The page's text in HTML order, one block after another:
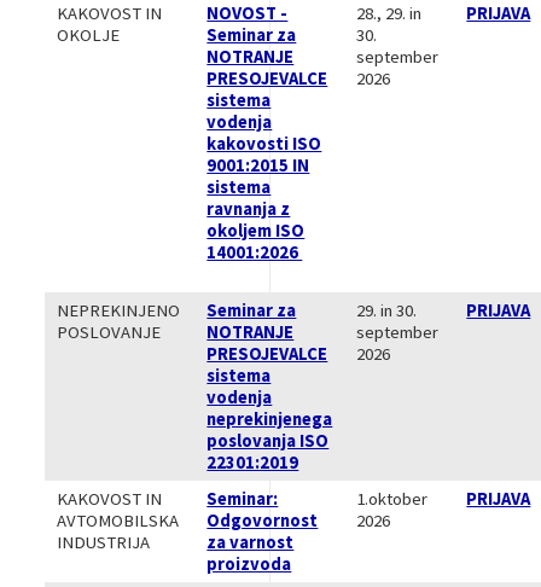
KAKOVOST IN
OKOLJE
NOVOST -
Seminar za
NOTRANJE
PRESOJEVALCE
sistema
vodenja
kakovosti ISO
9001:2015 IN
sistema
ravnanja z
okoljem ISO
14001:2026
28., 29. in
30.
september
2026
PRIJAVA
NEPREKINJENO
POSLOVANJE
Seminar za
NOTRANJE
PRESOJEVALCE
sistema
vodenja
neprekinjenega
poslovanja ISO
22301:2019
29. in 30.
september
2026
PRIJAVA
KAKOVOST IN
AVTOMOBILSKA
INDUSTRIJA
Seminar:
Odgovornost
za varnost
proizvoda
1.oktober
2026
PRIJAVA